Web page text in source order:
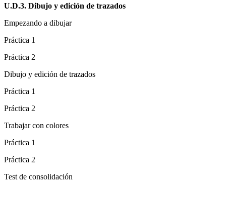
U.D.3. Dibujo y edición de trazados
Empezando a dibujar
Práctica 1
Práctica 2
Dibujo y edición de trazados
Práctica 1
Práctica 2
Trabajar con colores
Práctica 1
Práctica 2
Test de consolidación